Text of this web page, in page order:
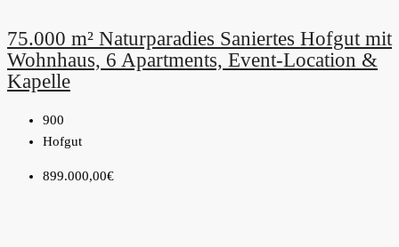
75.000 m² Naturparadies Saniertes Hofgut mit
Wohnhaus, 6 Apartments, Event-Location &
Kapelle
900
Hofgut
899.000,00€